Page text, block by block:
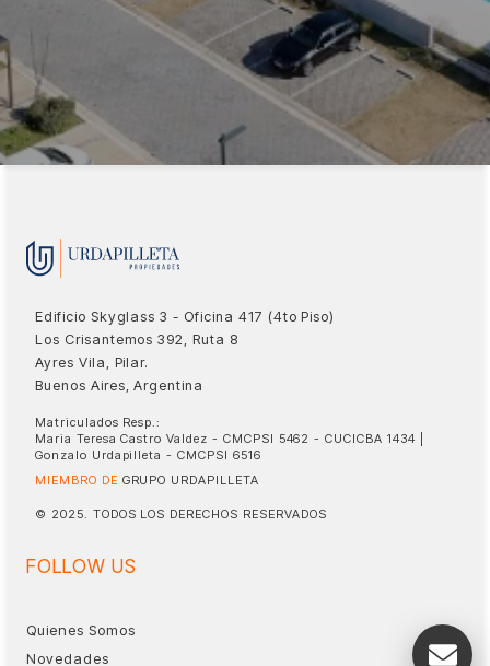
Edificio Skyglass 3 - Oficina 417 (4to Piso)
Los Crisantemos 392, Ruta 8
Ayres Vila, Pilar.
Buenos Aires, Argentina
Matriculados Resp.:
Maria Teresa Castro Valdez - CMCPSI 5462 - CUCICBA 1434 |
Gonzalo Urdapilleta - CMCPSI 6516
MIEMBRO DE GRUPO URDAPILLETA
© 2025. TODOS LOS DERECHOS RESERVADOS
FOLLOW US
Quienes Somos
Novedades